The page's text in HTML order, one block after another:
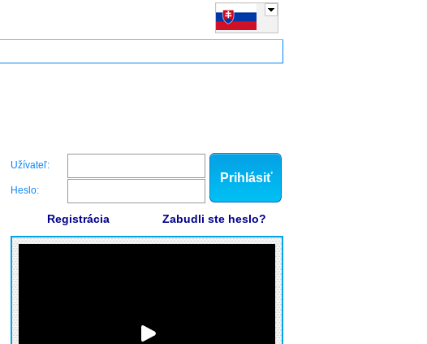
Užívateľ:
Heslo:
Prihlásiť
Registrácia Zabudli ste heslo?